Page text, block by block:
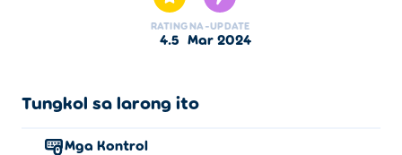
RATING
4.5
NA-UPDATE
Mar 2024
Tungkol sa larong ito
Mga Kontrol